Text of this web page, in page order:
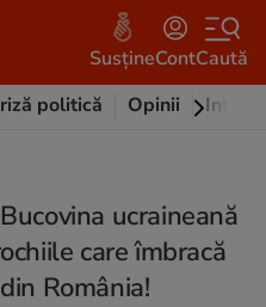
SusțineContCaută
politică Opinii
ucraineană
care îmbracă
România!